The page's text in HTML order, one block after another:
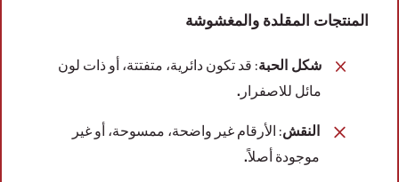
المنتجات المقلدة والمغشوشة
شكل الحبة:قد تكون دائرية، متفتتة، أو ذات لون
مائل للاصفرار.
النقش:الأرقام غير واضحة، ممسوحة، أو غير
موجودة أصلاً.